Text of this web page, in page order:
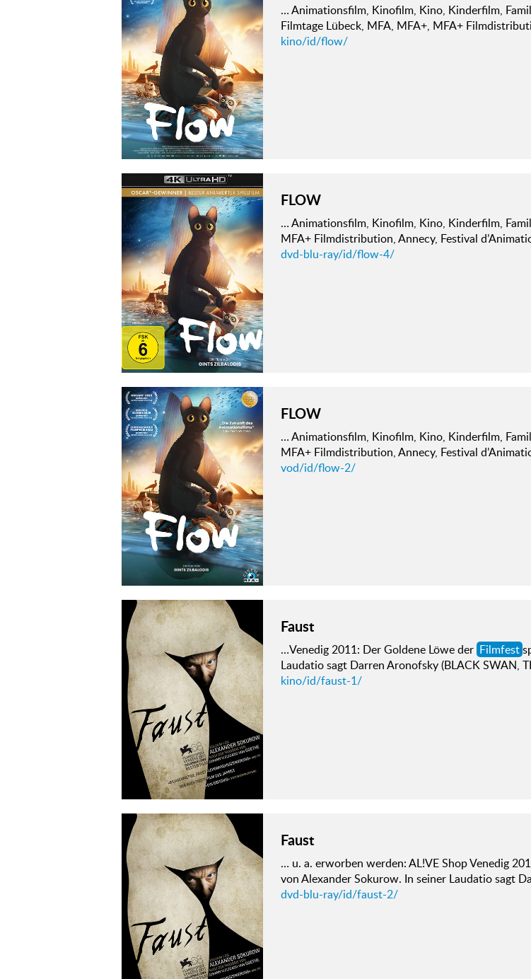
… Animationsfilm, Kinofilm, Kino, Kinderfilm,
Filmtage Lübeck, MFA, MFA+, MFA+
kino/id/flow/
FLOW
… Animationsfilm, Kinofilm, Kino, Kinderfilm,
MFA+ Filmdistribution, Annecy, Festival
dvd-blu-ray/id/flow-4/
FLOW
… Animationsfilm, Kinofilm, Kino, Kinderfilm,
MFA+ Filmdistribution, Annecy, Festival
vod/id/flow-2/
Faust
…Venedig 2011: Der Goldene Löwe der Filmfest
Laudatio sagt Darren Aronofsky (BLACK SWAN,
kino/id/faust-1/
Faust
… u. a. erworben werden: AL!VE Shop Venedig
von Alexander Sokurow. In seiner Laudatio sagt
dvd-blu-ray/id/faust-2/